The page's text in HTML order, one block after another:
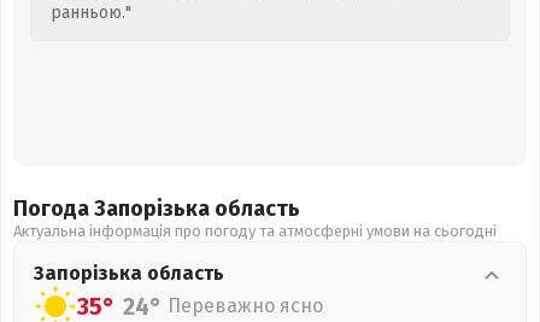
ранньою."
Погода Запорізька область
Актуальна інформація про погоду та атмосферні умови на сьогодні
Запорізька область
35° 24° Переважно ясно